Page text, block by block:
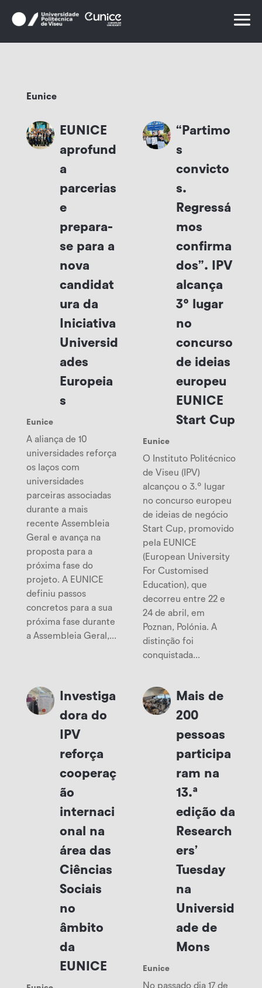
content
Eunice
EUNICE
aprofund
a
parcerias
e
prepara-
se para a
nova
candidat
ura da
Iniciativa
Universid
ades
Europeia
s
Eunice
A aliança de 10
universidades reforça
os laços com
universidades
parceiras associadas
durante a mais
recente Assembleia
Geral e avança na
proposta para a
próxima fase do
projeto. A EUNICE
definiu passos
concretos para a sua
próxima fase durante
a Assembleia Geral,...
“Partimo
s
convicto
s.
Regressá
mos
confirma
dos”. IPV
alcança
3º lugar
no
concurso
de ideias
europeu
EUNICE
Start Cup
Eunice
O Instituto Politécnico
de Viseu (IPV)
alcançou o 3.º lugar
no concurso europeu
de ideias de negócio
Start Cup, promovido
pela EUNICE
(European University
For Customised
Education), que
decorreu entre 22 e
24 de abril, em
Poznan, Polónia. A
distinção foi
conquistada...
Investiga
dora do
IPV
reforça
cooperaç
ão
internaci
onal na
área das
Ciências
Sociais
no
âmbito
da
EUNICE
Mais de
200
pessoas
participa
ram na
13.ª
edição da
Research
ers’
Tuesday
na
Universid
ade de
Mons
Eunice
No passado dia 17 de